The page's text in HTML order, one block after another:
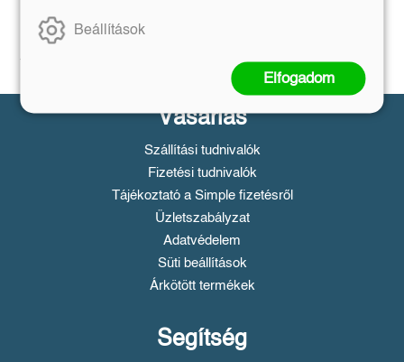
Időpont: június
16., 18:00-19:00
Tovább
Vásárlás
Szállítási tudnivalók
Fizetési tudnivalók
Tájékoztató a Simple fizetésről
Üzletszabályzat
Adatvédelem
Süti beállítások
Árkötött termékek
Segítség
Beállítások
Elfogadom